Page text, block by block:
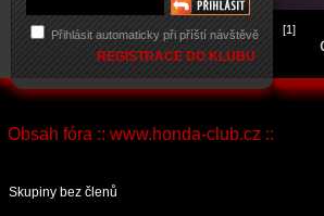
Přihlásit automaticky při příští návštěvě
REGISTRACE DO KLUBU
[1]
Obsah fóra :: www.honda-club.cz ::
Skupiny bez členů